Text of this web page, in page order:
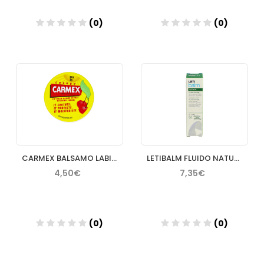
(0)
Añadir
(0)
CARMEX BALSAMO LABIAL CEREZA 7 5 G
4,50€
(0)
LETIBALM FLUIDO NATURE 1 ENVASE 10 ML
7,35€
(0)